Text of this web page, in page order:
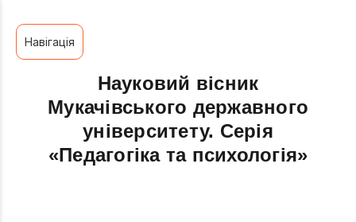
Навігація
Науковий вісник
Мукачівського державного
університету. Серія
«Педагогіка та психологія»